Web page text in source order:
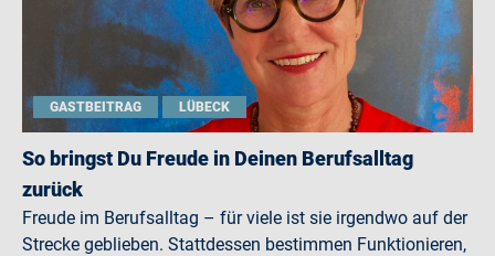
GASTBEITRAG LÜBECK
So bringst Du Freude in Deinen Berufsalltag
zurück
Freude im Berufsalltag – für viele ist sie irgendwo auf der
Strecke geblieben. Stattdessen bestimmen Funktionieren,